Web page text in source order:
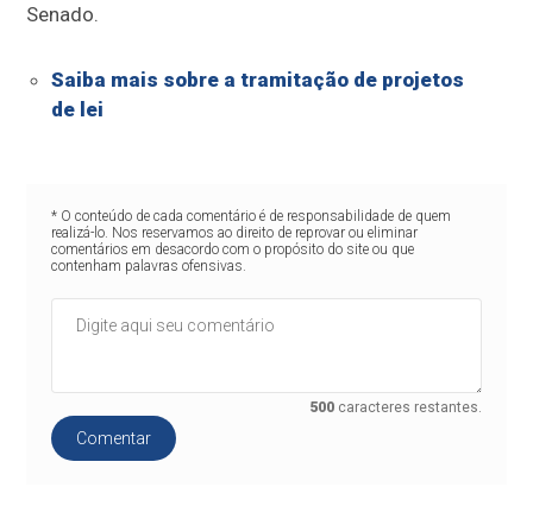
Senado.
Saiba mais sobre a tramitação de projetos
de lei
* O conteúdo de cada comentário é de responsabilidade de quem
realizá-lo. Nos reservamos ao direito de reprovar ou eliminar
comentários em desacordo com o propósito do site ou que
contenham palavras ofensivas.
500 caracteres restantes.
Comentar